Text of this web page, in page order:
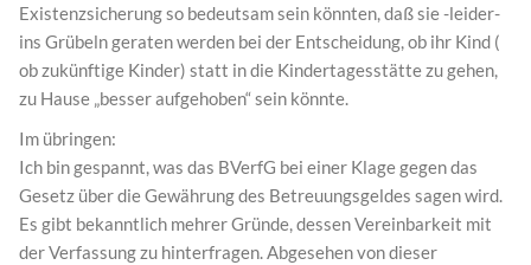
Existenzsicherung so bedeutsam sein könnten, daß sie -leider-
ins Grübeln geraten werden bei der Entscheidung, ob ihr Kind (
ob zukünftige Kinder) statt in die Kindertagesstätte zu gehen,
zu Hause „besser aufgehoben“ sein könnte.
Im übringen:
Ich bin gespannt, was das BVerfG bei einer Klage gegen das
Gesetz über die Gewährung des Betreuungsgeldes sagen wird.
Es gibt bekanntlich mehrer Gründe, dessen Vereinbarkeit mit
der Verfassung zu hinterfragen. Abgesehen von dieser